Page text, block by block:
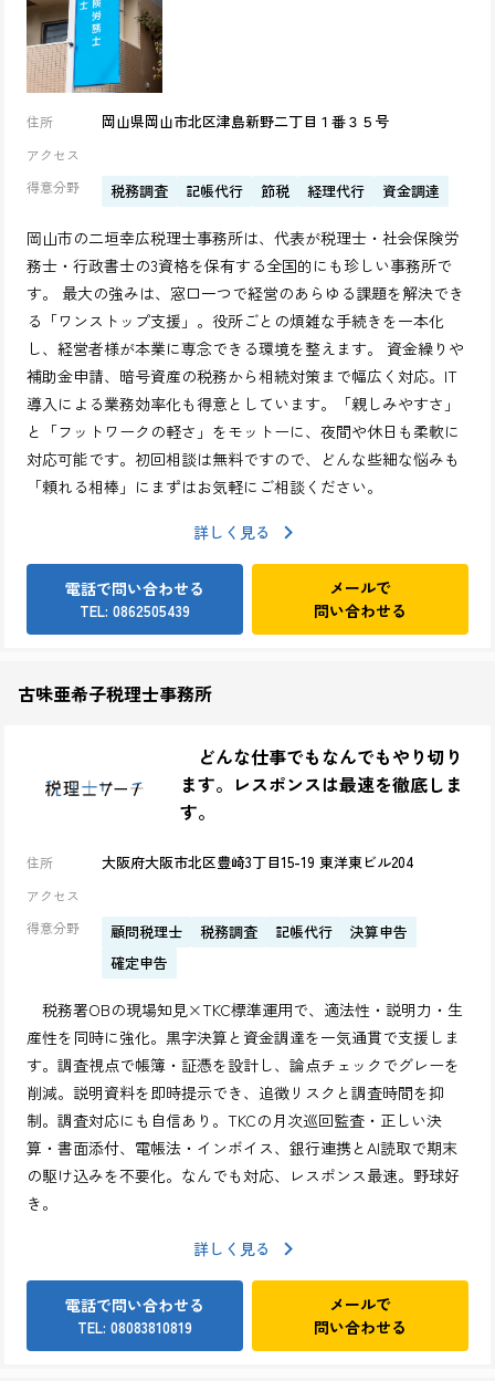
住所 岡山県岡山市北区津島新野二丁目１番３５号
アクセス
得意分野
税務調査 記帳代行 節税 経理代行 資金調達
岡山市の二垣幸広税理士事務所は、代表が税理士・社会保険労
務士・行政書士の3資格を保有する全国的にも珍しい事務所で
す。 最大の強みは、窓口一つで経営のあらゆる課題を解決でき
る「ワンストップ支援」。役所ごとの煩雑な手続きを一本化
し、経営者様が本業に専念できる環境を整えます。 資金繰りや
補助金申請、暗号資産の税務から相続対策まで幅広く対応。IT
導入による業務効率化も得意としています。「親しみやすさ」
と「フットワークの軽さ」をモットーに、夜間や休日も柔軟に
対応可能です。初回相談は無料ですので、どんな些細な悩みも
「頼れる相棒」にまずはお気軽にご相談ください。
詳しく見る
電話で問い合わせる
TEL: 0862505439
メールで
問い合わせる
古味亜希子税理士事務所
どんな仕事でもなんでもやり切り
ます。レスポンスは最速を徹底しま
す。
住所 大阪府大阪市北区豊崎3丁目15-19 東洋東ビル204
アクセス
得意分野
顧問税理士 税務調査 記帳代行
決算申告
確定申告
税務署OBの現場知見×TKC標準運用で、適法性・説明力・生
産性を同時に強化。黒字決算と資金調達を一気通貫で支援しま
す。調査視点で帳簿・証憑を設計し、論点チェックでグレーを
削減。説明資料を即時提示でき、追徴リスクと調査時間を抑
制。調査対応にも自信あり。TKCの月次巡回監査・正しい決
算・書面添付、電帳法・インボイス、銀行連携とAI読取で期末
の駆け込みを不要化。なんでも対応、レスポンス最速。野球好
き。
詳しく見る
電話で問い合わせる
TEL: 08083810819
メールで
問い合わせる